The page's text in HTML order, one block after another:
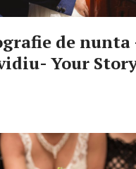
de nunta
Your